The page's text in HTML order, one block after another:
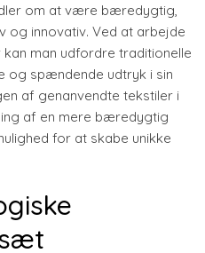
om at være bæredygtig,
innovativ. Ved at arbejde
man udfordre traditionelle
og spændende udtryk i sin
af genanvendte tekstiler i
af en mere bæredygtig
for at skabe unikke